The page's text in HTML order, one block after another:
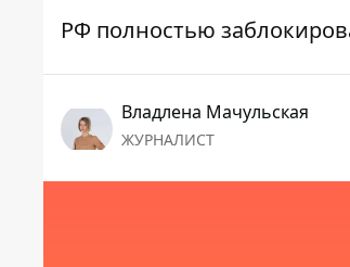
РФ полностью
Владлена Мачульская
ЖУРНАЛИСТ